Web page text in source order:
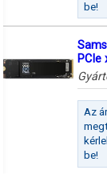
be!
PCIe
Az
be!